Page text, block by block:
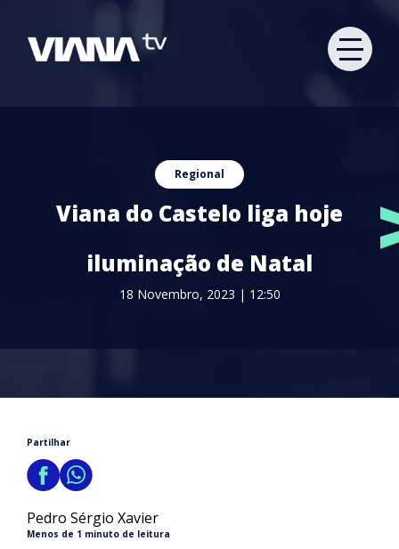
Regional
Viana do Castelo liga hoje
iluminação de Natal
18 Novembro, 2023 | 12:50
Partilhar
Pedro Sérgio Xavier
Menos de 1 minuto de leitura